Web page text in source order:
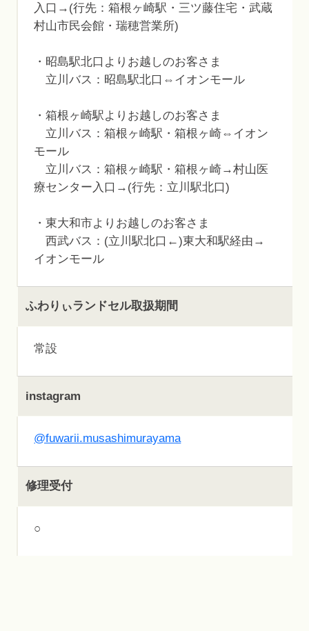
入口→(行先：箱根ヶ崎駅・三ツ藤住宅・武蔵
村山市民会館・瑞穂営業所)
・昭島駅北口よりお越しのお客さま
立川バス：昭島駅北口⇔イオンモール
・箱根ヶ崎駅よりお越しのお客さま
立川バス：箱根ヶ崎駅・箱根ヶ崎⇔イオン
モール
立川バス：箱根ヶ崎駅・箱根ヶ崎→村山医
療センター入口→(行先：立川駅北口)
・東大和市よりお越しのお客さま
西武バス：(立川駅北口←)東大和駅経由→
イオンモール
ふわりぃランドセル取扱期間
常設
instagram
@fuwarii.musashimurayama
修理受付
○